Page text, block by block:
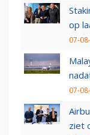
op
07-
07-
ziet